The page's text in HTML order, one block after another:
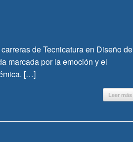
de Tecnicatura en Diseño de
marcada por la emoción y el
[…]
Leer más